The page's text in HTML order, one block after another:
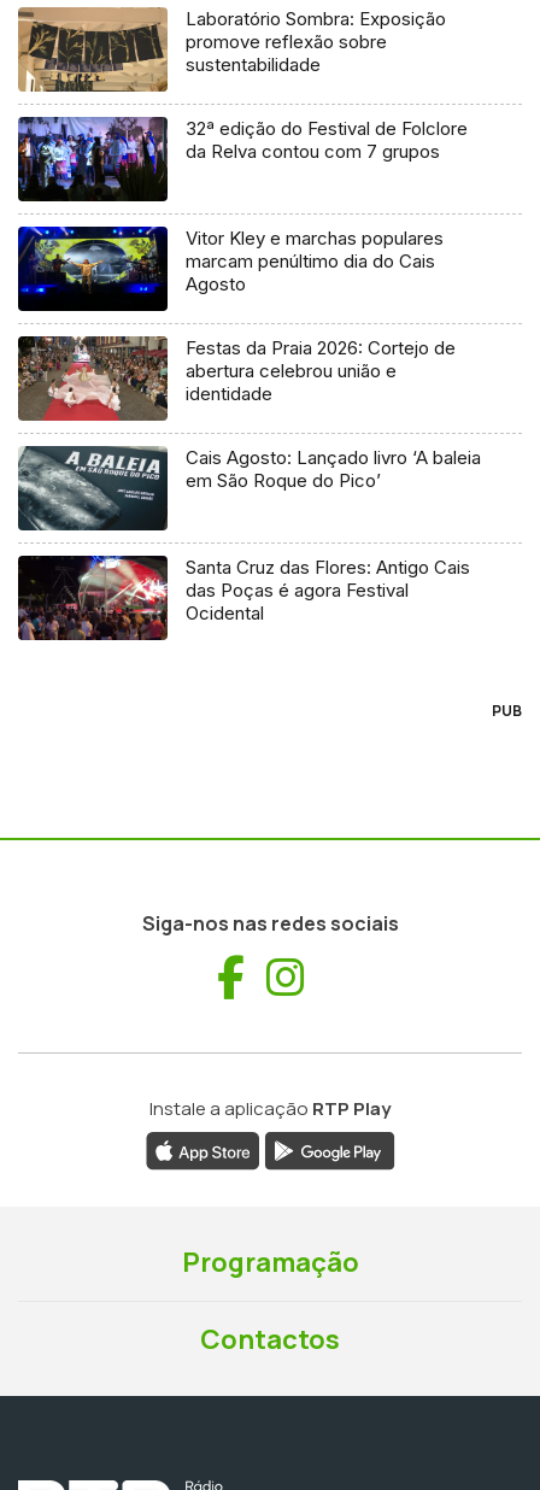
Laboratório Sombra: Exposição
promove reflexão sobre
sustentabilidade
32ª edição do Festival de Folclore
da Relva contou com 7 grupos
Vitor Kley e marchas populares
marcam penúltimo dia do Cais
Agosto
Festas da Praia 2026: Cortejo de
abertura celebrou união e
identidade
Cais Agosto: Lançado livro ‘A baleia
em São Roque do Pico’
Santa Cruz das Flores: Antigo Cais
das Poças é agora Festival
Ocidental
PUB
Siga-nos nas redes sociais
Facebook
Instale a aplicação RTP Play
Programação
Contactos